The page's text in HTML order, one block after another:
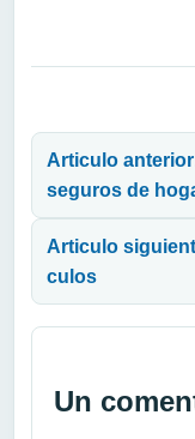
Articulo
seguros de
Articulo
culos
Un